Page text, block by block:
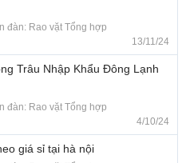
đàn: Rao vặt Tổng hợp
13/11/24
Trâu Nhập Khẩu Đông Lạnh
đàn: Rao vặt Tổng hợp
4/10/24
giá sỉ tại hà nội